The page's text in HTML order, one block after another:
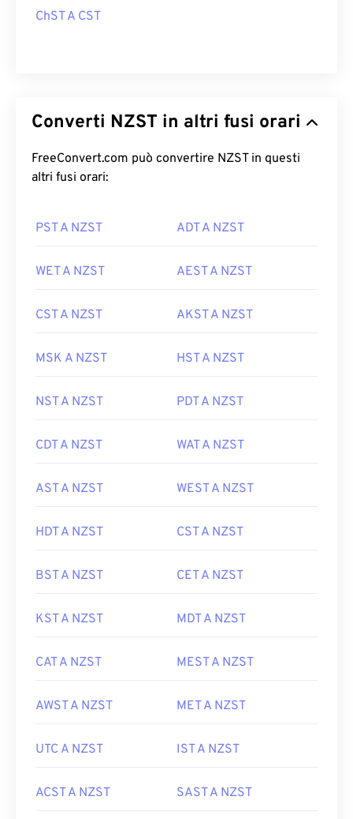
ChST A CST
Converti NZST in altri fusi orari
FreeConvert.com può convertire NZST in questi
altri fusi orari:
PST A NZST ADT A NZST
WET A NZST AEST A NZST
CST A NZST AKST A NZST
MSK A NZST HST A NZST
NST A NZST PDT A NZST
CDT A NZST WAT A NZST
AST A NZST WEST A NZST
HDT A NZST CST A NZST
BST A NZST CET A NZST
KST A NZST MDT A NZST
CAT A NZST MEST A NZST
AWST A NZST MET A NZST
UTC A NZST IST A NZST
ACST A NZST SAST A NZST